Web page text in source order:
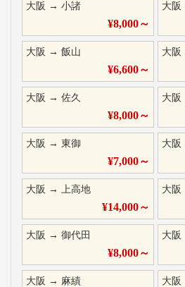
大阪 → 小諸
¥8,000～
大阪
大阪 → 飯山
¥6,600～
大阪
大阪 → 佐久
¥8,000～
大阪
大阪 → 東御
¥7,000～
大阪
大阪 → 上高地
¥14,000～
大阪
大阪 → 御代田
¥8,000～
大阪
大阪 → 麻績 大阪